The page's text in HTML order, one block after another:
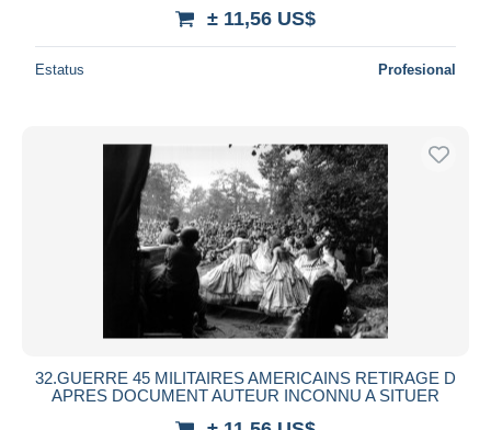
± 11,56 US$
Estatus Profesional
32.GUERRE 45 MILITAIRES AMERICAINS RETIRAGE D
APRES DOCUMENT AUTEUR INCONNU A SITUER